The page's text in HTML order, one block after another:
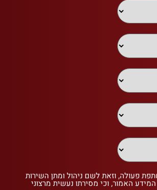
פעולה, וזאת לשם ניהול ומתן השירות
האמור, וכי מסירתו נעשית מרצוני